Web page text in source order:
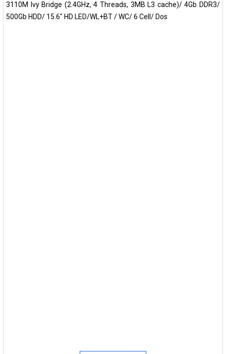
3110M Ivy Bridge (2.4GHz, 4 Threads, 3MB L3 cache)/ 4Gb DDR3/
500Gb HDD/ 15.6" HD LED/WL+BT / WC/ 6 Cell/ Dos